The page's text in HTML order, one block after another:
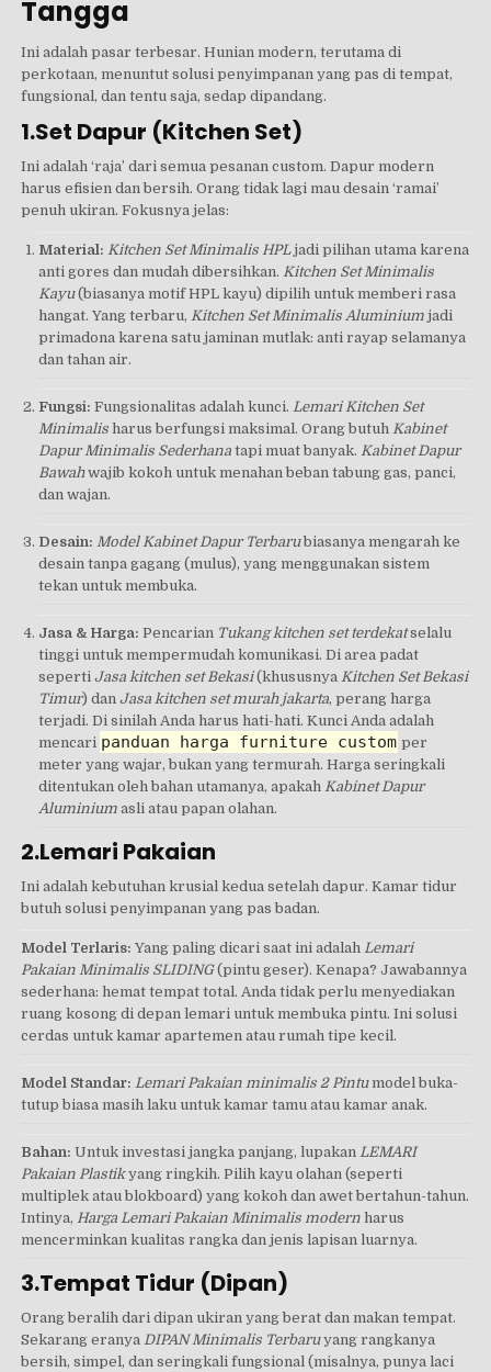
Tangga
Ini adalah pasar terbesar. Hunian modern, terutama di
perkotaan, menuntut solusi penyimpanan yang pas di tempat,
fungsional, dan tentu saja, sedap dipandang.
1.Set Dapur (Kitchen Set)
Ini adalah ‘raja’ dari semua pesanan custom. Dapur modern
harus efisien dan bersih. Orang tidak lagi mau desain ‘ramai’
penuh ukiran. Fokusnya jelas:
Material: Kitchen Set Minimalis HPLjadi pilihan utama karena
anti gores dan mudah dibersihkan. Kitchen Set Minimalis
Kayu(biasanya motif HPL kayu) dipilih untuk memberi rasa
hangat. Yang terbaru, Kitchen Set Minimalis Aluminiumjadi
primadona karena satu jaminan mutlak: anti rayap selamanya
dan tahan air.
Fungsi: Fungsionalitas adalah kunci. Lemari Kitchen Set
Minimalisharus berfungsi maksimal. Orang butuh Kabinet
Dapur Minimalis Sederhanatapi muat banyak. Kabinet Dapur
Bawahwajib kokoh untuk menahan beban tabung gas, panci,
dan wajan.
Desain: Model Kabinet Dapur Terbarubiasanya mengarah ke
desain tanpa gagang (mulus), yang menggunakan sistem
tekan untuk membuka.
Jasa & Harga: Pencarian Tukang kitchen set terdekatselalu
tinggi untuk mempermudah komunikasi. Di area padat
seperti Jasa kitchen set Bekasi(khususnya Kitchen Set Bekasi
Timur) dan Jasa kitchen set murah jakarta, perang harga
terjadi. Di sinilah Anda harus hati-hati. Kunci Anda adalah
mencari panduan harga furniture custom per
meter yang wajar, bukan yang termurah. Harga seringkali
ditentukan oleh bahan utamanya, apakah Kabinet Dapur
Aluminiumasli atau papan olahan.
2.Lemari Pakaian
Ini adalah kebutuhan krusial kedua setelah dapur. Kamar tidur
butuh solusi penyimpanan yang pas badan.
Model Terlaris: Yang paling dicari saat ini adalahLemari
Pakaian Minimalis SLIDING(pintu geser). Kenapa? Jawabannya
sederhana: hemat tempat total. Anda tidak perlu menyediakan
ruang kosong di depan lemari untuk membuka pintu. Ini solusi
cerdas untuk kamar apartemen atau rumah tipe kecil.
Model Standar: Lemari Pakaian minimalis 2 Pintumodel buka-
tutup biasa masih laku untuk kamar tamu atau kamar anak.
Bahan: Untuk investasi jangka panjang, lupakanLEMARI
Pakaian Plastikyang ringkih. Pilih kayu olahan (seperti
multiplek atau blokboard) yang kokoh dan awet bertahun-tahun.
Intinya,Harga Lemari Pakaian Minimalis modern harus
mencerminkan kualitas rangka dan jenis lapisan luarnya.
3.Tempat Tidur (Dipan)
Orang beralih dari dipan ukiran yang berat dan makan tempat.
Sekarang eranyaDIPAN Minimalis Terbaruyang rangkanya
bersih, simpel, dan seringkali fungsional (misalnya, punya laci